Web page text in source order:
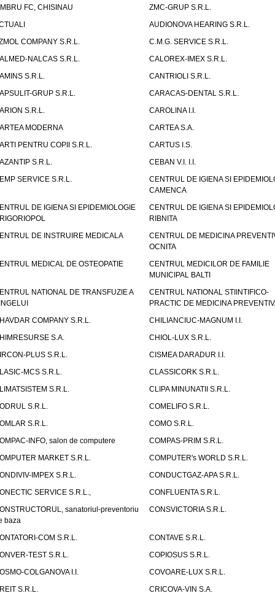
FC, CHISINAU
ZMC-GRUP S.R.L.
AUDIONOVA HEARING S.R.L.
COMPANY S.R.L.
C.M.G. SERVICE S.R.L.
NALCAS S.R.L.
CALOREX-IMEX S.R.L.
S.R.L.
CANTRIOLI S.R.L.
GRUP S.R.L.
CARACAS-DENTAL S.R.L.
S.R.L.
CAROLINA I.I.
MODERNA
CARTEA S.A.
PENTRU COPII S.R.L.
CARTUS I.S.
S.R.L.
CEBAN V.I. I.I.
SERVICE S.R.L.
CENTRUL DE IGIENA SI
CAMENCA
DE IGIENA SI EPIDEMIOLOGIE
CENTRUL DE IGIENA SI
RIBNITA
DE INSTRUIRE MEDICALA
CENTRUL DE MEDICINA
OCNITA
MEDICAL DE OSTEOPATIE
CENTRUL MEDICILOR DE FAMILIE
MUNICIPAL BALTI
NATIONAL DE TRANSFUZIE A
CENTRUL NATIONAL STIINTIFICO-
PRACTIC DE MEDICINA
COMPANY S.R.L.
CHILIANCIUC-MAGNUM I.I.
S.A.
CHIOL-LUX S.R.L.
PLUS S.R.L.
CISMEA DARADUR I.I.
MCS S.R.L.
CLASSICORK S.R.L.
S.R.L.
CLIPA MINUNATII S.R.L.
S.R.L.
COMELIFO S.R.L.
S.R.L.
COMO S.R.L.
INFO, salon de computere
COMPAS-PRIM S.R.L.
MARKET S.R.L.
COMPUTER's WORLD S.R.L.
IMPEX S.R.L.
CONDUCTGAZ-APA S.R.L.
SERVICE S.R.L.,
CONFLUENTA S.R.L.
sanatoriul-preventoriu
baza
CONSVICTORIA S.R.L.
COM S.R.L.
CONTAVE S.R.L.
TEST S.R.L.
COPIOSUS S.R.L.
COLGANOVA I.I.
COVOARE-LUX S.R.L.
S.R.L.
CRICOVA-VIN S.A.